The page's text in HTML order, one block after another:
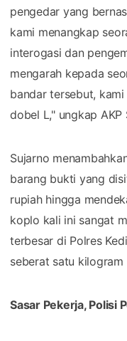
pengedar yang
kami menangkap
interogasi dan
mengarah kepada
bandar tersebut,
dobel L," ungkap AKP
​Sujarno
barang bukti yang
rupiah hingga
koplo kali ini sangat
terbesar di Polres
seberat satu kilogram
Sasar Pekerja, Polisi